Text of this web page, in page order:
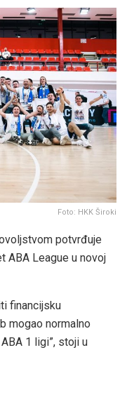
Foto: HKK Široki
potvrđuje
ABA League u novoj
financijsku
mogao normalno
1 ligi”, stoji u